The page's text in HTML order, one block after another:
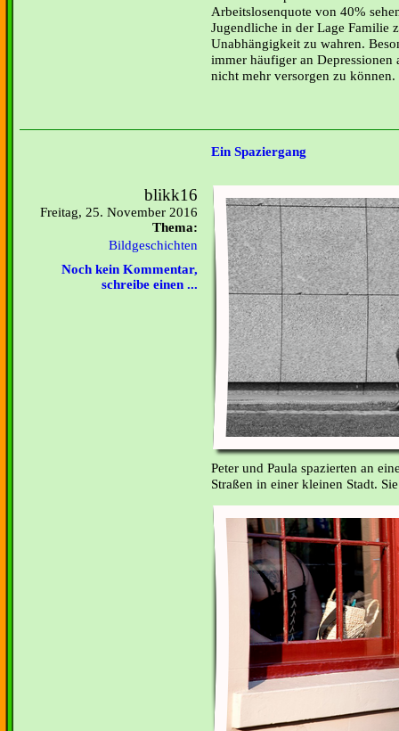
Arbeitslosenquote von 40%
Jugendliche in der Lage Familie
Unabhängigkeit zu wahren.
immer häufiger an Depressionen
nicht mehr versorgen zu können.
Ein Spaziergang
blikk16
Freitag, 25. November 2016
Thema:
Bildgeschichten
Noch kein Kommentar,
schreibe einen ...
Peter und Paula spazierten an
Straßen in einer kleinen Stadt.